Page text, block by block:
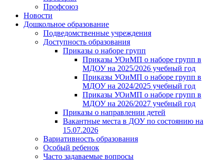
Профсоюз
Новости
Дошкольное образование
Подведомственные учреждения
Доступность образования
Приказы о наборе групп
Приказы УОиМП о наборе групп в
МДОУ на 2025/2026 учебный год
Приказы УОиМП о наборе групп в
МДОУ на 2024/2025 учебный год
Приказы УОиМП о наборе групп в
МДОУ на 2026/2027 учебный год
Приказы о направлении детей
Вакантные места в ДОУ по состоянию на
15.07.2026
Вариативность образования
Особый ребенок
Часто задаваемые вопросы